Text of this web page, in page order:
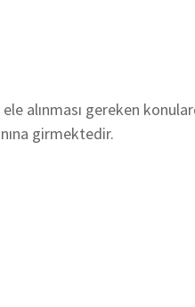
alınması gereken
girmektedir.